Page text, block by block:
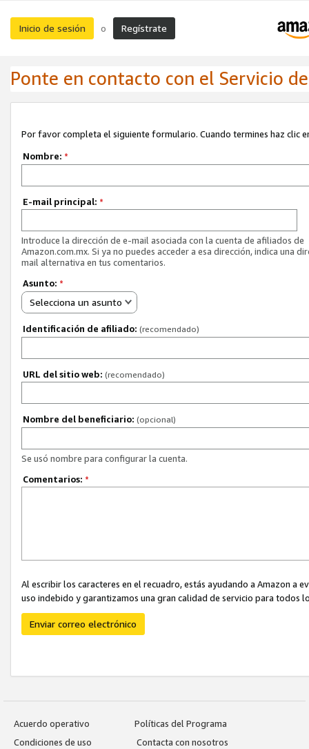
Inicio de sesión o Regístrate
Ponte en contacto con el Servicio
Por favor completa el siguiente formulario. Cuando termines haz clic
Nombre: *
E-mail principal: *
Introduce la dirección de e-mail asociada con la cuenta de afiliados de
Amazon.com.mx. Si ya no puedes acceder a esa dirección, indica una
mail alternativa en tus comentarios.
Asunto: *
Selecciona un asunto
Identificación de afiliado: (recomendado)
URL del sitio web: (recomendado)
Nombre del beneficiario: (opcional)
Se usó nombre para configurar la cuenta.
Comentarios: *
Al escribir los caracteres en el recuadro, estás ayudando a Amazon
uso indebido y garantizamos una gran calidad de servicio para todos
Enviar correo electrónico
Acuerdo operativo
Políticas del Programa
Condiciones de uso
Contacta con nosotros